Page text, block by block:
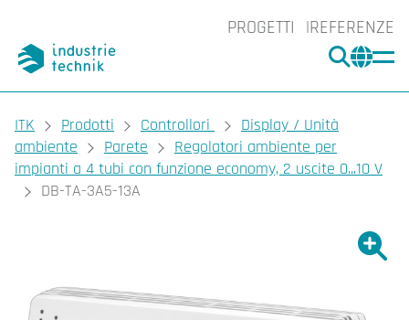
PROGETTI REFERENZE
CERCA
You are here:
ITK Prodotti Controllori
Display / Unità
ambiente
Parete
Regolatori ambiente per
impianti a 4 tubi con funzione economy, 2 uscite 0...10 V
DB-TA-3A5-13A